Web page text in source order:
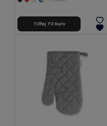
Tilføj Til Kurv